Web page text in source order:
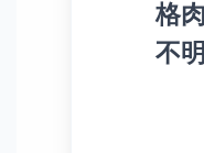
格
不